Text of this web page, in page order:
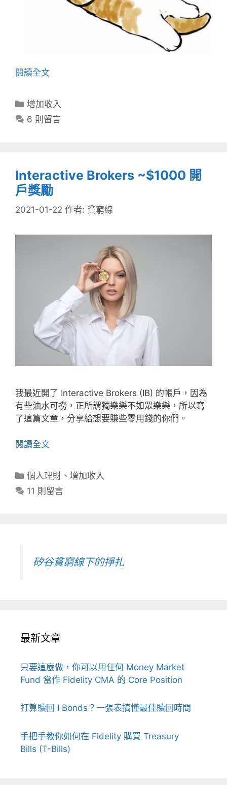
閱讀全文
分
類
增加收入
6 則留言
Interactive Brokers ~$1000 開
戶獎勵
2021-01-22 作者: 貧窮線
我最近開了 Interactive Brokers (IB) 的帳戶，因為
有些油水可撈，正所謂獨樂樂不如眾樂樂，所以寫
了這篇文章，分享給想要賺些零用錢的你們。
閱讀全文
分
類
個人理財 、 增加收入
11 則留言
矽谷貧窮線下的掙扎
最新文章
只要這麼做，你可以用任何 Money Market
Fund 當作 Fidelity CMA 的 Core Position
打算贖回 I Bonds？一張表搞懂最佳贖回時間
手把手教你如何在 Fidelity 購買 Treasury
Bills (T-Bills)